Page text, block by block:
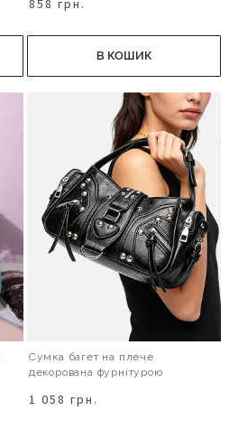
858 грн.
В КОШИК
Сумка багет на плече
декорована фурнітурою
1 058 грн.